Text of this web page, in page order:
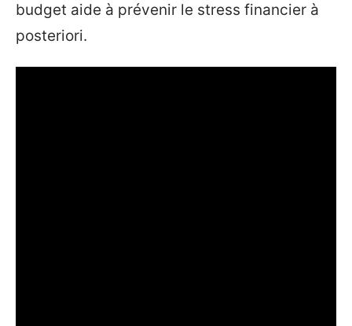
budget aide à prévenir le stress financier à
posteriori.